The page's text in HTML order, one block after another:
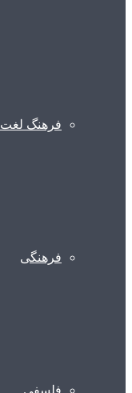
فرهنگ لغت
فرهنگی
فلسفی